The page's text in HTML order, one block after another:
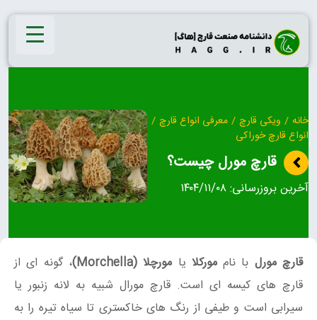
Skip
content
خانه / ویکی قارچ / معرفی انواع قارچ /
انواع قارچ خوراکی
قارچ مورل چیست؟
آخرین بروزرسانی:۱۴۰۴/۱۱/۰۸
قارچ مورل با ناممورکلا یا مورچلا(Morchella)
، گونه ای از
قارچ های کیسه ای است. قارچ مورال شبیه به لانه زنبور یا
سیرابی است و طیفی از رنگ های خاکستری تا سیاه تیره را به